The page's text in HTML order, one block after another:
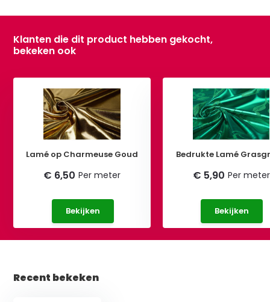
Klanten die dit product hebben gekocht,
bekeken ook
Lamé op Charmeuse Goud
€ 6,50 Per meter
Bekijken
Bedrukte Lamé
€ 5,90 Per meter
Bekijken
Recent bekeken